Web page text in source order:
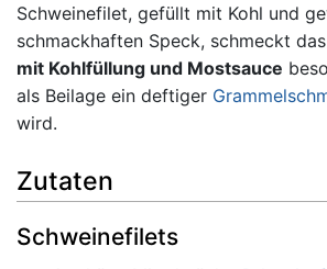
Schweinefilet, gefüllt mit Kohl und
schmackhaften Speck, schmeckt das
mit Kohlfüllung und Mostsauce
als Beilage ein deftiger
wird.
Zutaten
Schweinefilets